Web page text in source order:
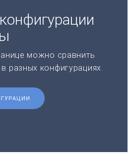
можно сравнить
разных конфигурациях.